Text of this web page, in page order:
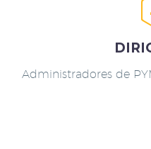
Administradores de